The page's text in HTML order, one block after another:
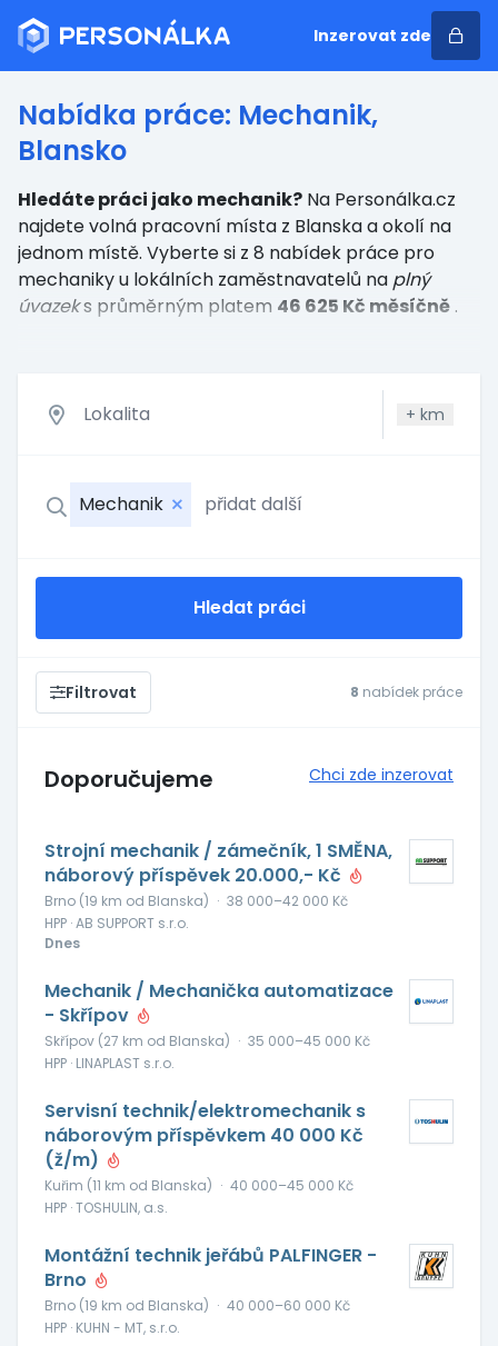
Inzerovat zde
Nabídka práce: Mechanik,
Blansko
Hledáte práci jako mechanik? Na Personálka.cz
najdete volná pracovní místa z Blanska a okolí na
jednom místě. Vyberte si z 8 nabídek práce pro
mechanikyu lokálních zaměstnavatelů na plný
úvazeks průměrným platem 46 625 Kč měsíčně .
+ km
Mechanik
Hledat práci
Filtrovat 8 nabídek práce
Doporučujeme Chci zde inzerovat
Strojní mechanik / zámečník, 1 SMĚNA,
náborový příspěvek 20.000,- Kč
Brno (19 km od Blanska) · 38 000–42 000 Kč
HPP · AB SUPPORT s.r.o.
Dnes
Mechanik / Mechanička automatizace
- Skřípov
Skřípov (27 km od Blanska) · 35 000–45 000 Kč
HPP · LINAPLAST s.r.o.
Servisní technik/elektromechanik s
náborovým příspěvkem 40 000 Kč
(ž/m)
Kuřim (11 km od Blanska) · 40 000–45 000 Kč
HPP · TOSHULIN, a.s.
Montážní technik jeřábů PALFINGER -
Brno
Brno (19 km od Blanska) · 40 000–60 000 Kč
HPP · KUHN - MT, s.r.o.